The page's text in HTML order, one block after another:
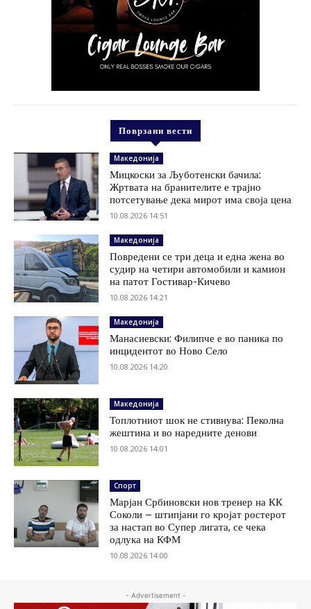
Поврзани вести
Македонија
Мицкоски за Љуботенски бачила:
Жртвата на бранителите е трајно
потсетување дека мирот има своја цена
10.08.2026 14:51
Македонија
Повредени се три деца и една жена во
судир на четири автомобили и камион
на патот Гостивар-Кичево
10.08.2026 14:21
Македонија
Манасиевски: Филипче е во паника по
инцидентот во Ново Село
10.08.2026 14:20
Македонија
Топлотниот шок не стивнува: Пеколна
жештина и во наредните денови
10.08.2026 14:01
Спорт
Марјан Србиновски нов тренер на КК
Соколи – штипјани го кројат ростерот
за настап во Супер лигата, се чека
одлука на КФМ
10.08.2026 14:00
- Advertisement -